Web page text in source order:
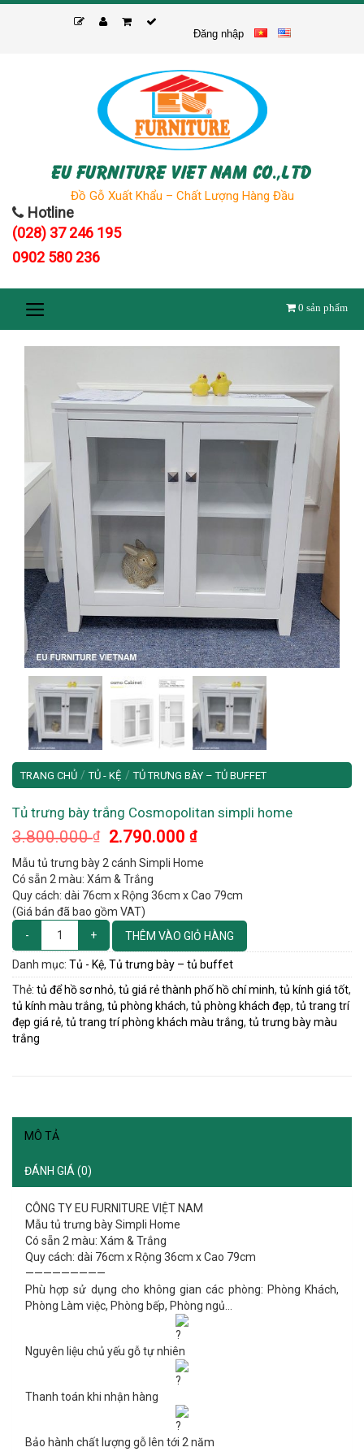
Skip
Đăng nhập
EU FURNITURE VIET NAM CO.,LTD
Đồ Gỗ Xuất Khẩu – Chất Lượng Hàng Đầu
Hotline
(028) 37 246 195
0902 580 236
0 sản phẩm
TRANG CHỦ / TỦ - KỆ / TỦ TRƯNG BÀY – TỦ BUFFET
Tủ trưng bày trắng Cosmopolitan simpli home
3.800.000₫
Original
price
was:
3.800.000 ₫.
2.790.000₫Current
is:
2.790.000 ₫.
Mẫu tủ trưng bày 2 cánh Simpli Home
Có sẵn 2 màu: Xám & Trắng
Quy cách: dài 76cm x Rộng 36cm x Cao 79cm
(Giá bán đã bao gồm VAT)
THÊM VÀO GIỎ HÀNG
Danh mục: Tủ - Kệ, Tủ trưng bày – tủ buffet
Thẻ: tủ để hồ sơ nhỏ, tủ giá rẻ thành phố hồ chí minh, tủ kính giá tốt,
tủ kính màu trắng, tủ phòng khách, tủ phòng khách đẹp, tủ trang trí
đẹp giá rẻ, tủ trang trí phòng khách màu trắng, tủ trưng bày màu
trắng
MÔ TẢ
ĐÁNH GIÁ (0)
CÔNG TY EU FURNITURE VIỆT NAM
Mẫu tủ trưng bày Simpli Home
Có sẵn 2 màu: Xám & Trắng
Quy cách: dài 76cm x Rộng 36cm x Cao 79cm
—————————
Phù hợp sử dụng cho không gian các phòng: Phòng Khách,
Phòng Làm việc, Phòng bếp, Phòng ngủ…
Nguyên liệu chủ yếu gỗ tự nhiên
Thanh toán khi nhận hàng
Bảo hành chất lượng gỗ lên tới 2 năm